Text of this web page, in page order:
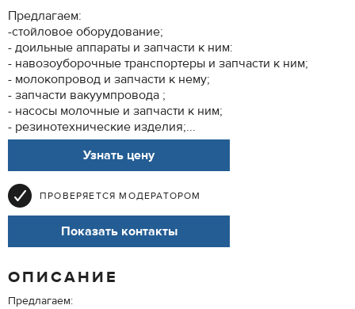
Предлагаем:
-стойловое оборудование;
- доильные аппараты и запчасти к ним:
- навозоуборочные транспортеры и запчасти к ним;
- молокопровод и запчасти к нему;
- запчасти вакуумпровода ;
- насосы молочные и запчасти к ним;
- резинотехнические изделия;...
Узнать цену
ПРОВЕРЯЕТСЯ МОДЕРАТОРОМ
Показать контакты
ОПИСАНИЕ
Предлагаем: